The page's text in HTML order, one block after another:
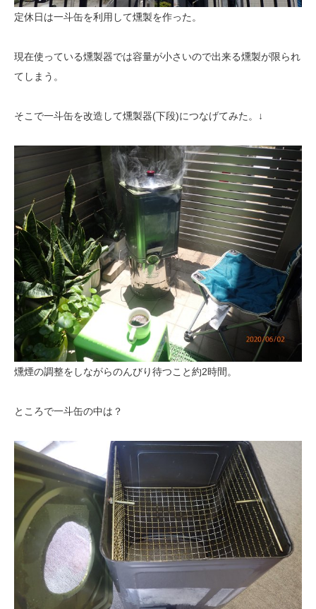
定休日は一斗缶を利用して燻製を作った。
現在使っている燻製器では容量が小さいので出来る燻製が限られ
てしまう。
そこで一斗缶を改造して燻製器(下段)につなげてみた。↓
燻煙の調整をしながらのんびり待つこと約2時間。
ところで一斗缶の中は？